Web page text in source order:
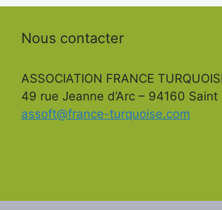
Nous contacter
ASSOCIATION FRANCE
49 rue Jeanne d’Arc – 94160 Saint
assoft@france-turquoise.com